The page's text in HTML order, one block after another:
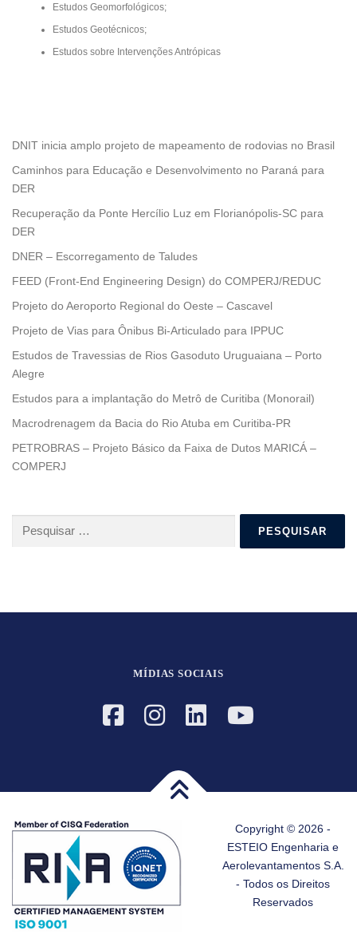
Estudos Geomorfológicos;
Estudos Geotécnicos;
Estudos sobre Intervenções Antrópicas
DNIT inicia amplo projeto de mapeamento de rodovias no Brasil
Caminhos para Educação e Desenvolvimento no Paraná para
DER
Recuperação da Ponte Hercílio Luz em Florianópolis-SC para
DER
DNER – Escorregamento de Taludes
FEED (Front-End Engineering Design) do COMPERJ/REDUC
Projeto do Aeroporto Regional do Oeste – Cascavel
Projeto de Vias para Ônibus Bi-Articulado para IPPUC
Estudos de Travessias de Rios Gasoduto Uruguaiana – Porto
Alegre
Estudos para a implantação do Metrô de Curitiba (Monorail)
Macrodrenagem da Bacia do Rio Atuba em Curitiba-PR
PETROBRAS – Projeto Básico da Faixa de Dutos MARICÁ –
COMPERJ
por:
MÍDIAS SOCIAIS
Copyright © 2026 -
ESTEIO Engenharia e
Aerolevantamentos S.A.
- Todos os Direitos
Reservados